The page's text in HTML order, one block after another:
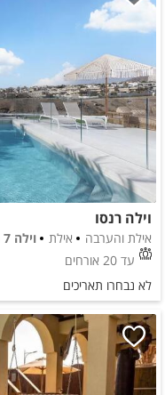
וילה רנסו
אילת והערבה אילת
וילה 7 חדרים
עד 20 אורחים
לא נבחרו תאריכים